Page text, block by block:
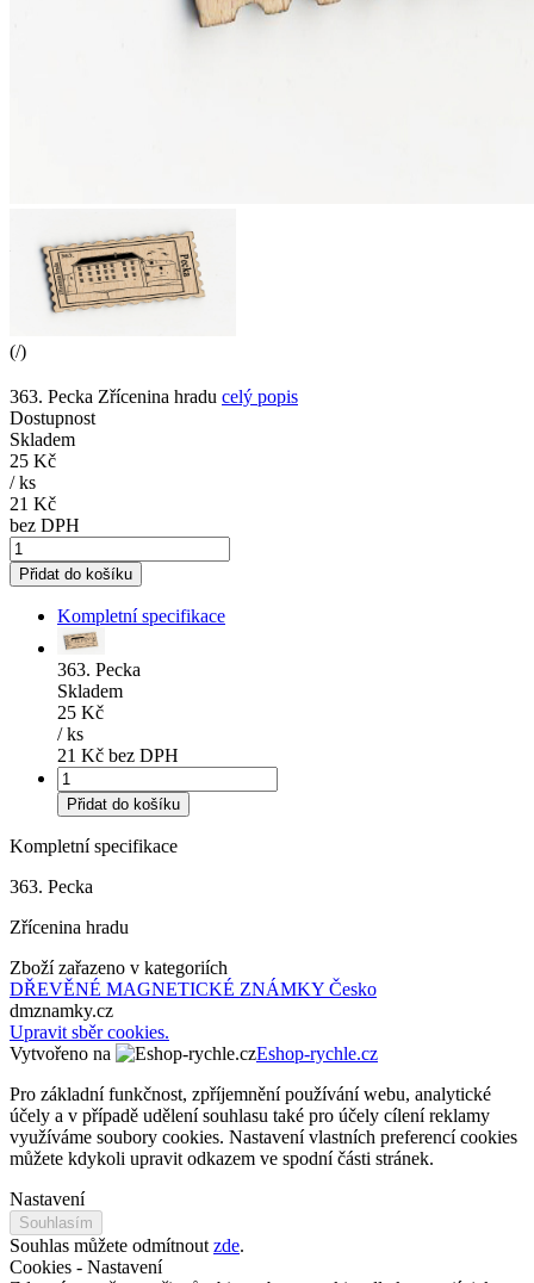
(/)
363. Pecka Zřícenina hradu celý popis
Dostupnost
Skladem
25 Kč
/ks
21 Kč
bez DPH
Přidat do košíku
Kompletní specifikace
363. Pecka
Skladem
25 Kč
/ks
21 Kč bez DPH
Přidat do košíku
Kompletní specifikace
363. Pecka
Zřícenina hradu
Zboží zařazeno v kategoriích
DŘEVĚNÉ MAGNETICKÉ ZNÁMKY Česko
dmznamky.cz
Upravit sběr cookies.
Vytvořeno na
Eshop-rychle.cz
Pro základní funkčnost, zpříjemnění používání webu, analytické
účely a v případě udělení souhlasu také pro účely cílení reklamy
využíváme soubory cookies. Nastavení vlastních preferencí cookies
můžete kdykoli upravit odkazem ve spodní části stránek.
Nastavení
Souhlasím
Souhlas můžete odmítnout zde.
Cookies - Nastavení